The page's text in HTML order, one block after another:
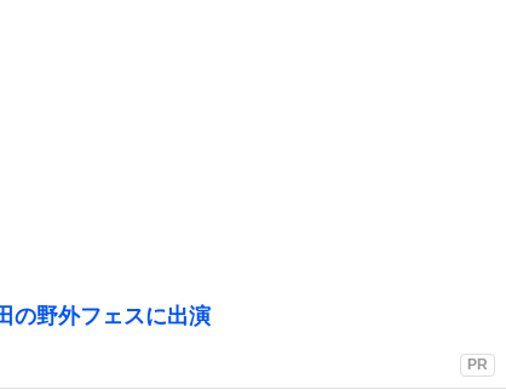
の野外フェスに出演
PR